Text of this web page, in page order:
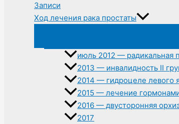
Записи
Ход лечения рака простаты
июль 2012 — радикальная
2013 — инвалидность II
2014 — гидроцеле левого
2015 — лечение
2016 — двусторонняя
2017